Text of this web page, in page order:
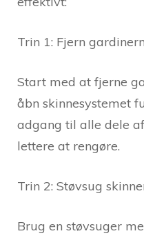
Trin 1: Fjern
Start med at fjerne
åbn skinnesystemet
adgang til alle dele
lettere at rengøre.
Trin 2: Støvsug
Brug en støvsuger